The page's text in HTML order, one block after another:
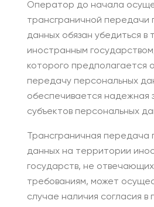
Оператор до начала
трансграничной передачи
данных обязан убедиться в
иностранным
которого предполагается
передачу персональных
обеспечивается надежная
субъектов персональных
Трансграничная передача
данных на территории
государств, не
требованиям, может
случае наличия согласия в